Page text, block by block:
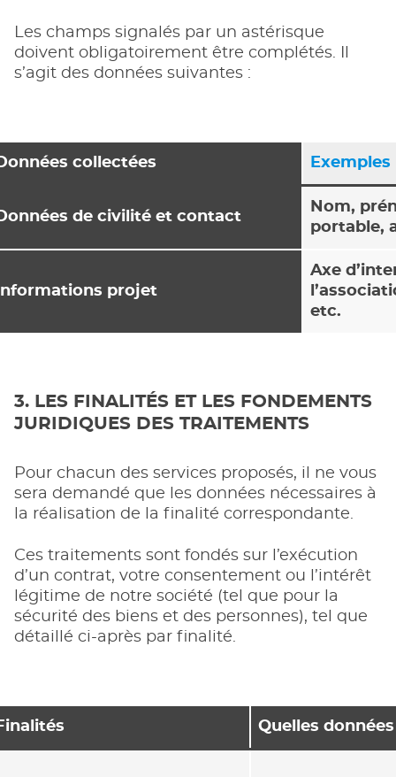
Les champs signalés par un astérisque
doivent obligatoirement être complétés. Il
s’agit des données suivantes :
collectées Exemples
de civilité et contact
Nom,
portable,
projet
Axe
etc.
3. LES FINALITÉS ET LES FONDEMENTS
JURIDIQUES DES TRAITEMENTS
Pour chacun des services proposés, il ne vous
sera demandé que les données nécessaires à
la réalisation de la finalité correspondante.
Ces traitements sont fondés sur l’exécution
d’un contrat, votre consentement ou l’intérêt
légitime de notre société (tel que pour la
sécurité des biens et des personnes), tel que
détaillé ci-après par finalité.
Quelles